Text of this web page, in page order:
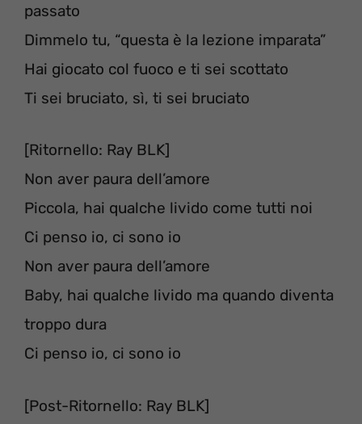
passato
Dimmelo tu, “questa è la lezione imparata”
Hai giocato col fuoco e ti sei scottato
Ti sei bruciato, sì, ti sei bruciato
[Ritornello: Ray BLK]
Non aver paura dell’amore
Piccola, hai qualche livido come tutti noi
Ci penso io, ci sono io
Non aver paura dell’amore
Baby, hai qualche livido ma quando diventa
troppo dura
Ci penso io, ci sono io
[Post-Ritornello: Ray BLK]